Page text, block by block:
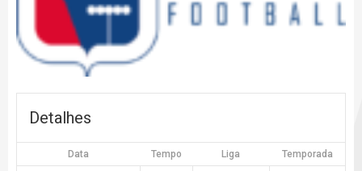
Detalhes
Data Tempo Liga Temporada